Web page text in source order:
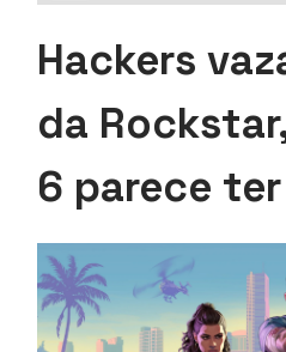
Hackers
da
6 parece